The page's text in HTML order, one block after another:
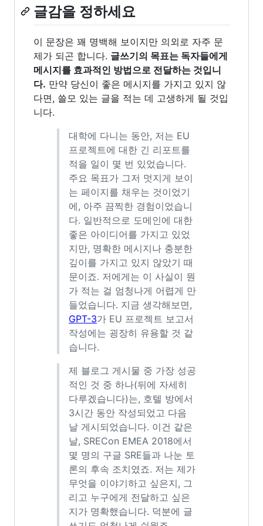
글감을 정하세요
이 문장은 꽤 명백해 보이지만 의외로 자주 문
제가 되곤 합니다. 글쓰기의 목표는 독자들에게
메시지를 효과적인 방법으로 전달하는 것입니
다. 만약 당신이 좋은 메시지를 가지고 있지 않
다면, 쓸모 있는 글을 적는 데 고생하게 될 것입
니다.
대학에 다니는 동안, 저는 EU
프로젝트에 대한 긴 리포트를
적을 일이 몇 번 있었습니다.
주요 목표가 그저 멋지게 보이
는 페이지를 채우는 것이었기
에, 아주 끔찍한 경험이었습니
다. 일반적으로 도메인에 대한
좋은 아이디어를 가지고 있었
지만, 명확한 메시지나 충분한
깊이를 가지고 있지 않았기 때
문이죠. 저에게는 이 사실이 뭔
가 적는 걸 엄청나게 어렵게 만
들었습니다. 지금 생각해보면,
GPT-3가 EU 프로젝트 보고서
작성에는 굉장히 유용할 것 같
습니다.
제 블로그 게시물 중 가장 성공
적인 것 중 하나(뒤에 자세히
다루겠습니다)는, 호텔 방에서
3시간 동안 작성되었고 다음
날 게시되었습니다. 이건 같은
날, SRECon EMEA 2018에서
몇 명의 구글 SRE들과 나눈 토
론의 후속 조치였죠. 저는 제가
무엇을 이야기하고 싶은지, 그
리고 누구에게 전달하고 싶은
지가 명확했습니다. 덕분에 글